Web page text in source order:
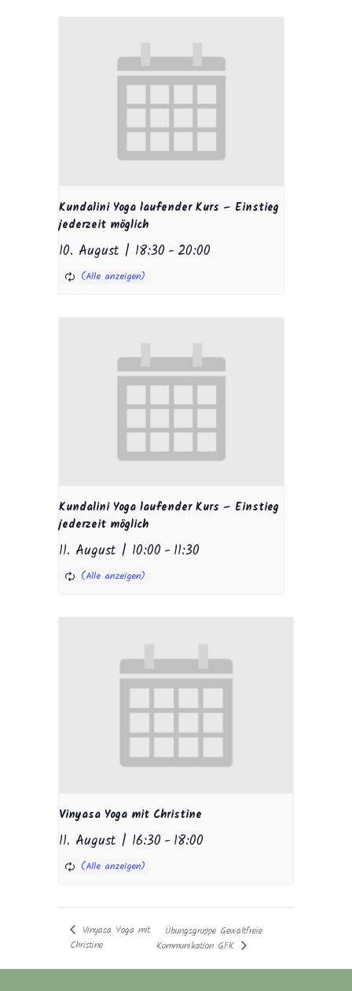
Kundalini Yoga laufender Kurs – Einstieg
jederzeit möglich
10. August | 18:30 -20:00
Kundalini Yoga laufender Kurs – Einstieg
jederzeit möglich
11. August | 10:00 -11:30
Vinyasa Yoga mit Christine
11. August | 16:30 -18:00
Vinyasa Yoga mit
Christine
Übungsgruppe Gewaltfreie
Kommunikation GFK